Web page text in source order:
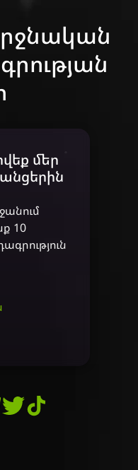
մեր
10
Telegram
Twitter